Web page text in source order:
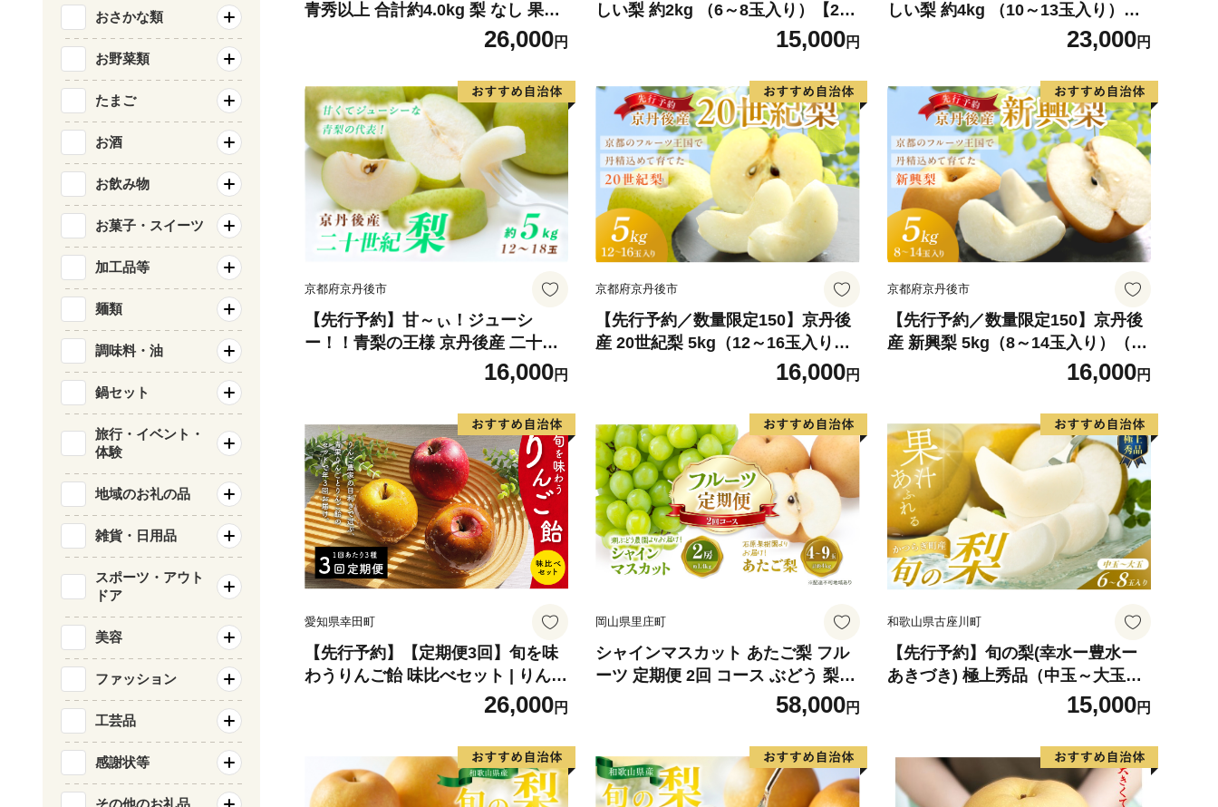
青秀以上 合計約4.0kg 梨 なし 果物
フルーツ 岡山県産 化粧箱入り 大き
さ 形 おいしさ 梨の王様 大玉 甘い
みずみずしく 上品 風味 シャリシャ
リ 食感
26,000円
しい梨 約2kg （6～8玉入り）【202
6年8月中旬頃から9月中旬頃に順次
15,000円
しい梨 約4kg （10～13玉入り）【2
026年8月中旬頃から9月中旬頃に順
23,000円
京都府京丹後市
【先行予約】甘～ぃ！ジューシ
ー！！青梨の王様 京丹後産 二十世
紀梨5kg（12～18玉）（2026年9月
16,000円
京都府京丹後市
【先行予約／数量限定150】京丹後
産 20世紀梨 5kg（12～16玉入り）
（2026年9月上旬～発送）16,000円
京都府京丹後市
【先行予約／数量限定150】京丹後
産 新興梨 5kg（8～14玉入り）（20
16,000円
愛知県幸田町
【先行予約】【定期便3回】旬を味
わうりんご飴 味比べセット | りんご
りんごあめ りんごアメ リンゴアメ
フルーツ アップル 林檎 林檎飴 送料
無料 ※2026年9月上旬頃〜発送
26,000円
岡山県里庄町
シャインマスカット あたご梨 フル
ーツ 定期便 2回 コース ぶどう 梨
岡山 果物 先行予約 2026年 岡山県
なし ナシ 人気 新鮮 ギフト 旬
58,000円
和歌山県古座川町
【先行予約】旬の梨(幸水ー豊水ー
あきづき) 極上秀品（中玉～大玉）6
～8個入り 2026年8月中旬～9月中旬
頃に順次発送予定（お届け日指定不
可）/ 和歌山 梨 フルーツ 果物 くだ
もの【kgr015】
15,000円
おさかな類
お野菜類
たまご
お酒
お飲み物
お菓子・スイーツ
加工品等
麺類
調味料・油
鍋セット
旅行・イベント・
体験
地域のお礼の品
雑貨・日用品
スポーツ・アウト
ドア
美容
ファッション
工芸品
感謝状等
その他のお礼品